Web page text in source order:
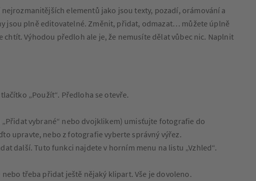
elementů jako jsou texty, pozadí, orámování a
jsou plně editovatelné. Změnit, přidat, odmazat… můžete úplně
Výhodou předloh ale je, že nemusíte dělat vůbec nic. Naplnit
„Použít“. Předloha se otevře.
vybrané“ nebo dvojklikem) umisťujte fotografie do
upravte, nebo z fotografie vyberte správný výřez.
další. Tuto funkci najdete v horním menu na listu „Vzhled“.
třeba přidat ještě nějaký klipart. Vše je dovoleno.